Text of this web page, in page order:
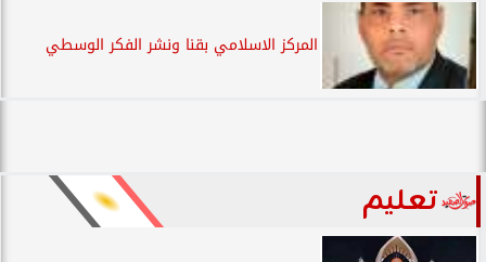
المركز الاسلامي بقنا ونشر الفكر الوسطي
تعليم